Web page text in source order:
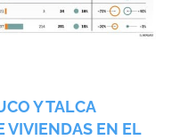
Y TALCA
VIVIENDAS EN EL